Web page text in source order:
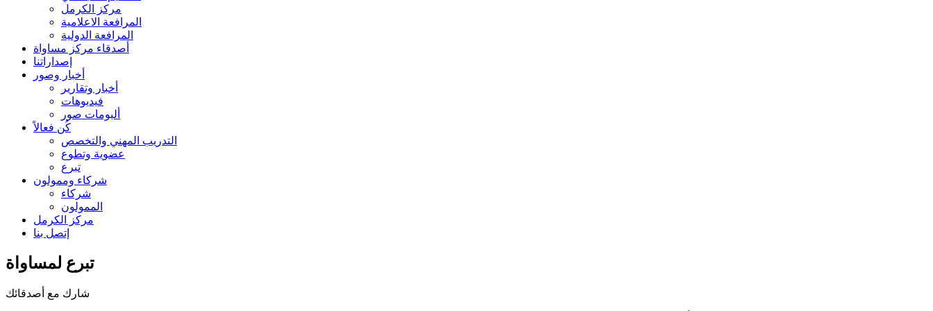
مركز الكرمل
المرافعة الاعلامية
المرافعة الدولية
أصدقاء مركز مساواة
إصداراتنا
أخبار وصور
أخبار وتقارير
فيديوهات
ألبومات صور
كُن فعالاً
التدريب المهني والتخصص
عضوية وتطوع
تبرع
شركاء وممولون
شركاء
الممولون
مركز الكرمل
إتصل بنا
تبرع لمساواة
شارك مع أصدقائك